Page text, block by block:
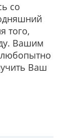
со
того,
Вашим
Ваш